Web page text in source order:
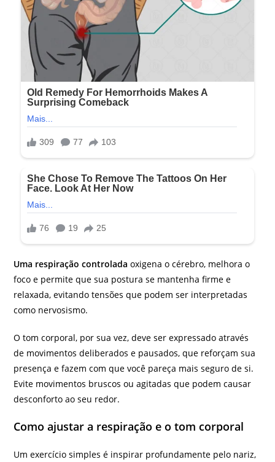
Uma respiração controlada oxigena o cérebro, melhora o
foco e permite que sua postura se mantenha firme e
relaxada, evitando tensões que podem ser interpretadas
como nervosismo.
O tom corporal, por sua vez, deve ser expressado através
de movimentos deliberados e pausados, que reforçam sua
presença e fazem com que você pareça mais seguro de si.
Evite movimentos bruscos ou agitadas que podem causar
desconforto ao seu redor.
Como ajustar a respiração e o tom corporal
Um exercício simples é inspirar profundamente pelo nariz,